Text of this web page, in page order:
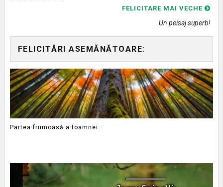
FELICITARE MAI VECHE
Un peisaj superb!
FELICITĂRI ASEMĂNĂTOARE:
Partea frumoasă a toamnei...